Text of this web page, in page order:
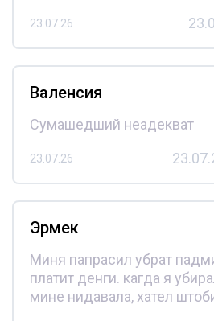
23.07.26
Валенсия
Сумашедший неадекват
23.07.26
Эрмек
Миня папрасил убрат
платит денги. кагда я
мине нидавала, хател